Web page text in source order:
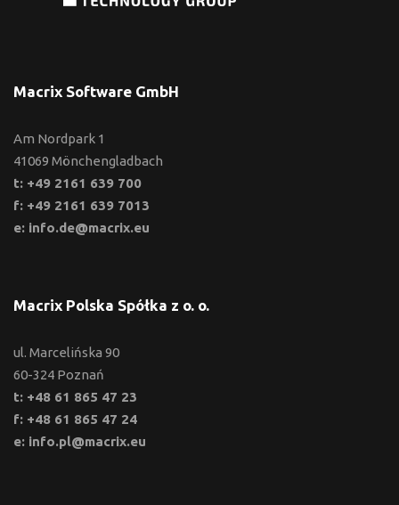
Macrix Software GmbH
Am Nordpark 1
41069 Mönchengladbach
t: +49 2161 639 700
f: +49 2161 639 7013
e: info.de@macrix.eu
Macrix Polska Spółka z o. o.
ul. Marcelińska 90
60-324 Poznań
t: +48 61 865 47 23
f: +48 61 865 47 24
e: info.pl@macrix.eu